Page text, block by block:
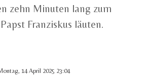
zehn Minuten lang zum
Franziskus läuten.
14 April 2025 23:04